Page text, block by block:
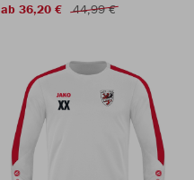
ab 36,20 €
44,99 €